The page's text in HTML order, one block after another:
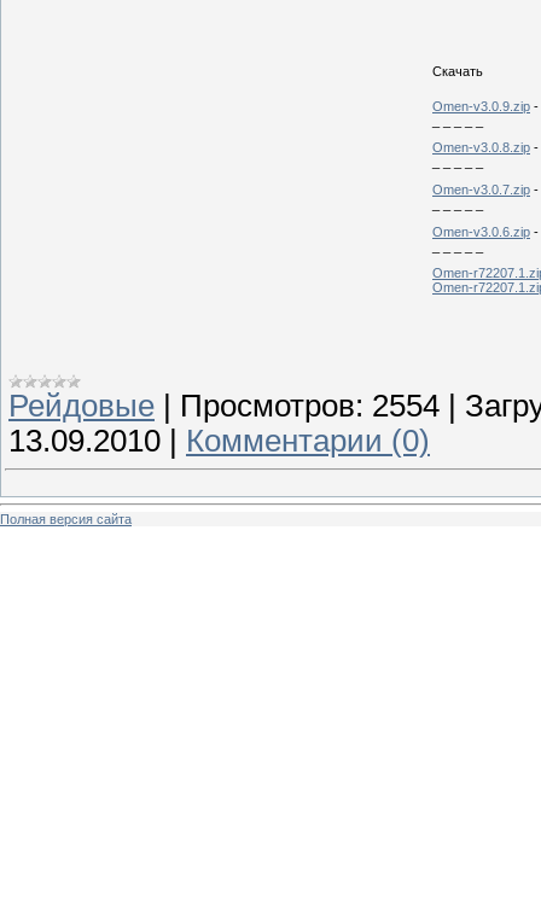
Скачать
Omen-v3.0.9.zip -
Omen-v3.0.8.zip -
Omen-v3.0.7.zip -
Omen-v3.0.6.zip -
Omen-
Omen-
Рейдовые Просмотров: 2554
13.09.2010
Комментарии (0)
Полная версия сайта